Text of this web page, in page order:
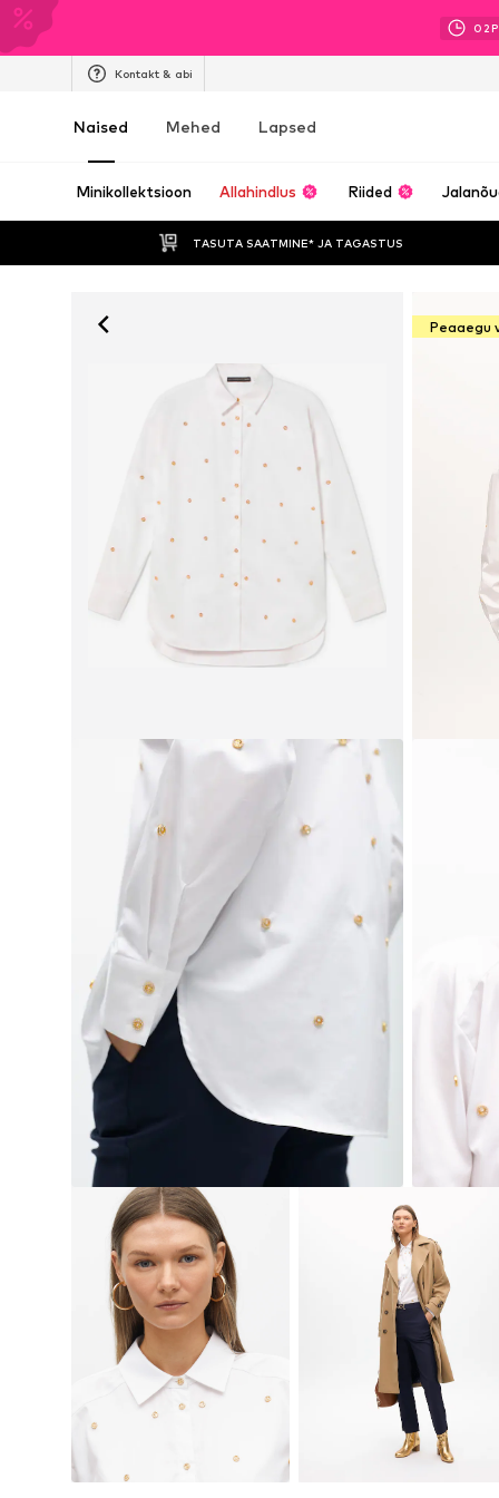
02P
Kontakt & abi
Naised Mehed Lapsed
Minikollektsioon Allahindlus Riided
TASUTA SAATMINE* JA TAGASTUS
Peaaegu